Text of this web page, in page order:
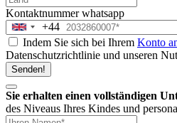
Kontaktnummerwhatsapp
United
Kingdom
+44
+44
Indem Sie sich bei Ihrem Konto
Datenschutzrichtlinie und unseren
Senden!
Sie erhalten einen vollständigen
des Niveaus Ihres Kindes und